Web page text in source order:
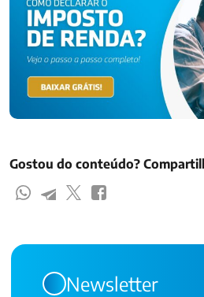
Gostou do conteúdo?
Newsletter